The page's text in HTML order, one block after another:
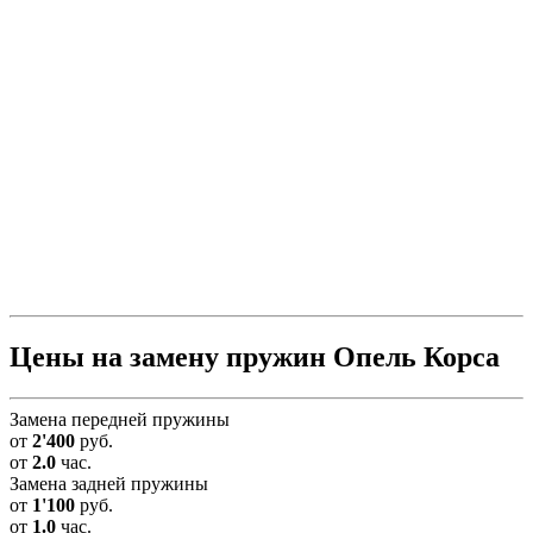
Цены на замену пружин Опель Корса
Замена передней пружины
от 2'400 руб.
от 2.0 час.
Замена задней пружины
от 1'100 руб.
от 1.0 час.